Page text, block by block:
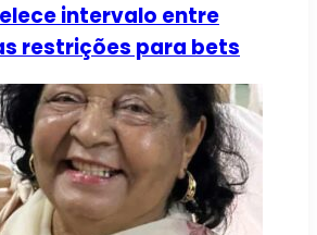
intervalo entre
restrições para bets